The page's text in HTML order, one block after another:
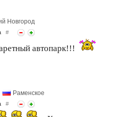
Новгород
#
автопарк!!!
Раменское
#